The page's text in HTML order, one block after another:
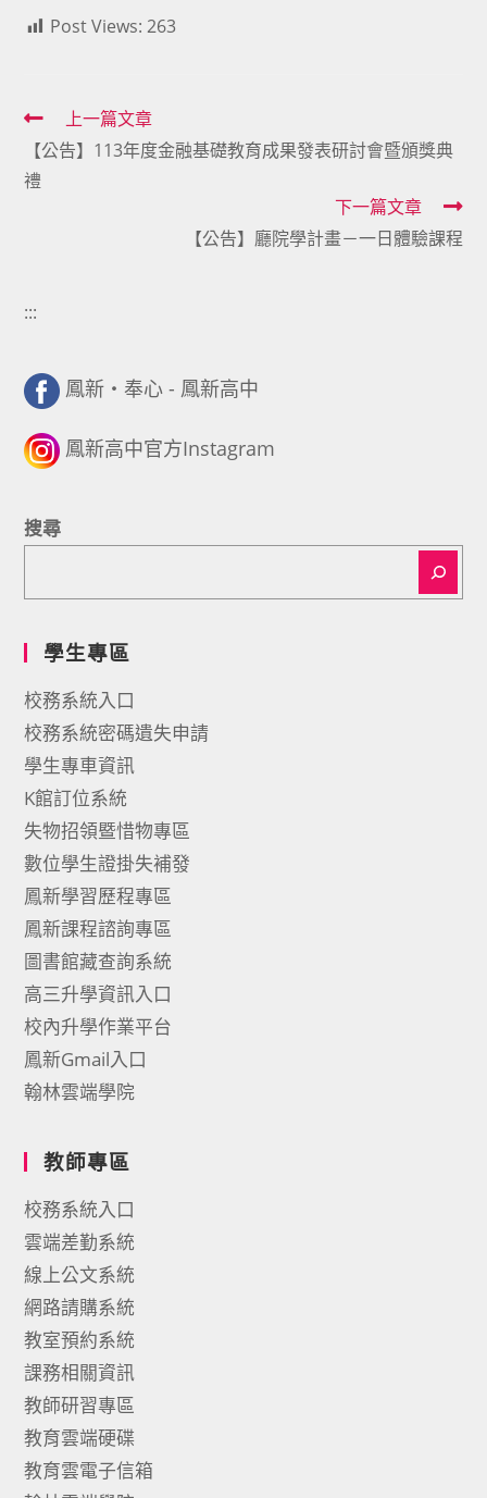
Post Views: 263
Read
more
articles
上一篇文章
【公告】113年度金融基礎教育成果發表研討會暨頒獎典
禮
下一篇文章
【公告】廳院學計畫－一日體驗課程
:::
鳳新・奉心 - 鳳新高中
鳳新高中官方Instagram
搜尋
學生專區
校務系統入口
校務系統密碼遺失申請
學生專車資訊
K館訂位系統
失物招領暨惜物專區
數位學生證掛失補發
鳳新學習歷程專區
鳳新課程諮詢專區
圖書館藏查詢系統
高三升學資訊入口
校內升學作業平台
鳳新Gmail入口
翰林雲端學院
教師專區
校務系統入口
雲端差勤系統
線上公文系統
網路請購系統
教室預約系統
課務相關資訊
教師研習專區
教育雲端硬碟
教育雲電子信箱